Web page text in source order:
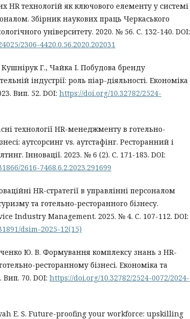
HR технологій як ключового елементу у системі
Збірник наукових праць Черкаського
університету. 2020. № 56. С. 132-140. DOI:
2306-4420.0.56.2020.202031
Г., Чайка І. Побудова бренду
індустрії: роль піар-діяльності. Економіка
Вип. 52. DOI: https://doi.org/10.32782/2524-
технології HR-менеджменту в готельно-
аутсорсинг vs. аутстафінг. Ресторанний і
Інновації. 2023. № 6 (2). С. 171-183. DOI:
2616-7468.6.2.2023.291699
HR-стратегії в управлінні персоналом
та готельно-ресторанного бізнесу.
Industry Management. 2025. № 4. С. 107-112. DOI:
dsim-2025-12(15)
Ю. В. Формування комплексу знань з HR-
ресторанному бізнесі. Економіка та
Вип. 70. DOI: https://doi.org/10.32782/2524-0072/2024-
E. S. Future-proofing your workforce: upskilling